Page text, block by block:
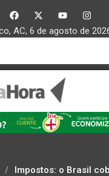
AC, 6 de agosto de
/
Impostos: o Brasil